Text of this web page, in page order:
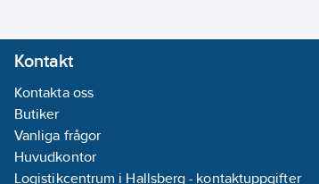
Kontakt
Kontakta oss
Butiker
Vanliga frågor
Huvudkontor
Logistikcentrum i Hallsberg - kontaktuppgifter